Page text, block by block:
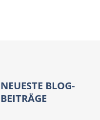
NEUESTE BLOG-
BEITRÄGE